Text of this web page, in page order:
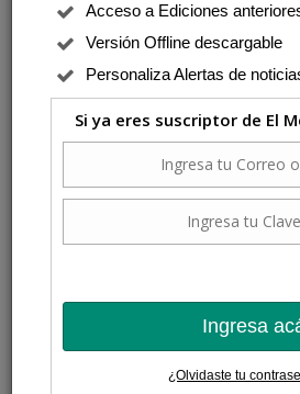
Acceso a Ediciones
Versión Offline descargable
Personaliza Alertas de
Si ya eres suscriptor de El
Ingresa
¿Olvidaste tu